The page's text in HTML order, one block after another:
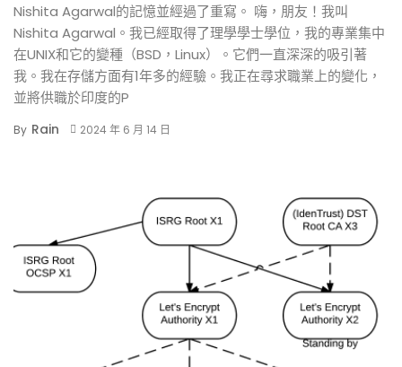
Nishita Agarwal的記憶並經過了重寫。 嗨，朋友！我叫
Nishita Agarwal。我已經取得了理學學士學位，我的專業集中
在UNIX和它的變種（BSD，Linux）。它們一直深深的吸引著
我。我在存儲方面有1年多的經驗。我正在尋求職業上的變化，
並將供職於印度的P
By Rain 2024 年 6 月 14 日